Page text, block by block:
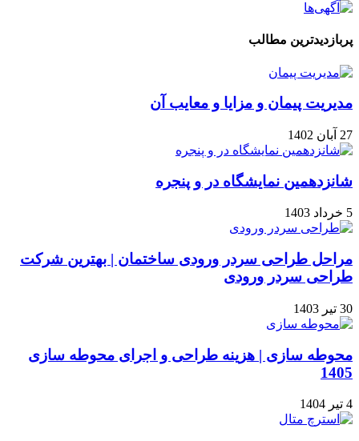
پربازدیدترین مطالب
مدیریت پیمان و مزایا و معایب آن
27 آبان 1402
شانزدهمین نمایشگاه در و پنجره
5 خرداد 1403
مراحل طراحی سردر ورودی ساختمان | بهترین شرکت
طراحی سردر ورودی
30 تیر 1403
محوطه سازی | هزینه طراحی و اجرای محوطه سازی
1405
4 تیر 1404